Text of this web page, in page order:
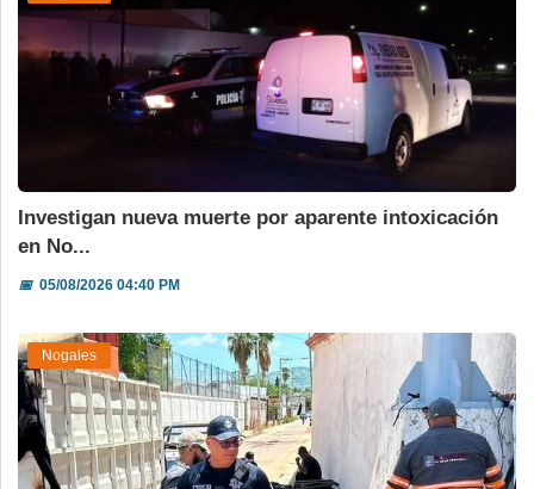
Investigan nueva muerte por aparente intoxicación
en No...
📅05/08/2026 04:40 PM
Nogales